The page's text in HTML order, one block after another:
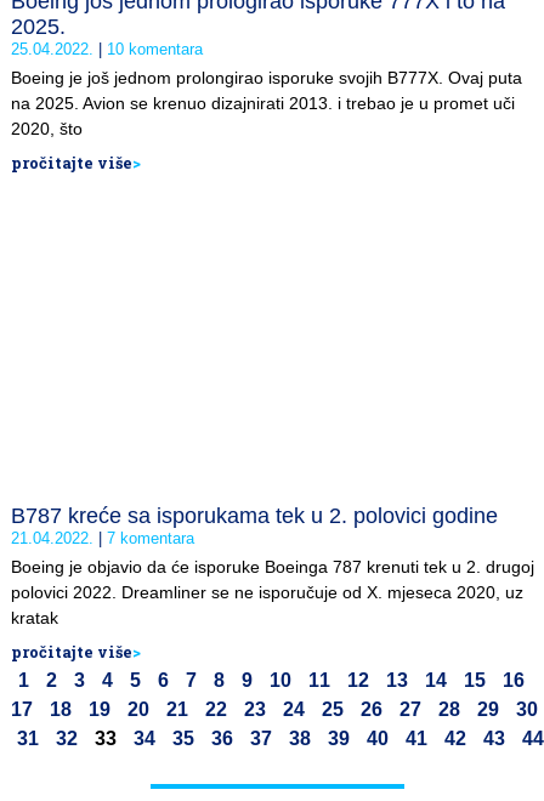
2025.
25.04.2022. 10 komentara
Boeing je još jednom prolongirao isporuke svojih B777X. Ovaj puta
na 2025. Avion se krenuo dizajnirati 2013. i trebao je u promet uči
2020, što
pročitajte više>
B787 kreće sa isporukama tek u 2. polovici godine
21.04.2022. 7 komentara
Boeing je objavio da će isporuke Boeinga 787 krenuti tek u 2. drugoj
polovici 2022. Dreamliner se ne isporučuje od X. mjeseca 2020, uz
kratak
pročitajte više>
1 2 3 4 5 6 7 8 9 10 11 12 13 14 15
16
17
18 19 20 21 22 23 24 25 26 27 28 29
30
31
32 33 34 35 36 37 38 39 40 41 42 43 44